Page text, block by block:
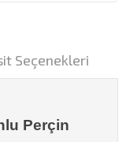
Seçenekleri
Perçin